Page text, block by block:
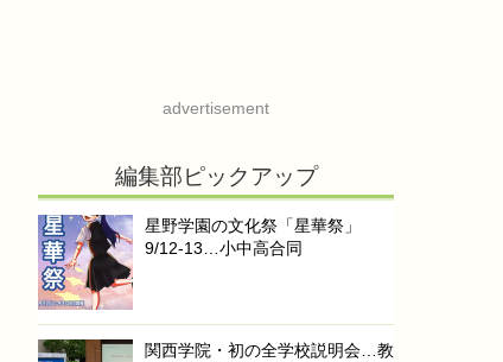
advertisement
編集部ピックアップ
星野学園の文化祭「星華祭」
9/12-13…小中高合同
関西学院・初の全学校説明会…教